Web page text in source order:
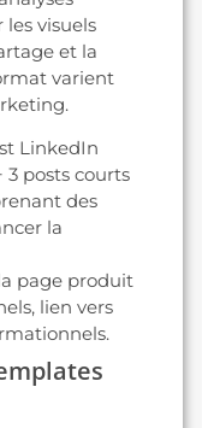
visuels
et la
varient
LinkedIn
posts courts
des
la
page produit
lien vers